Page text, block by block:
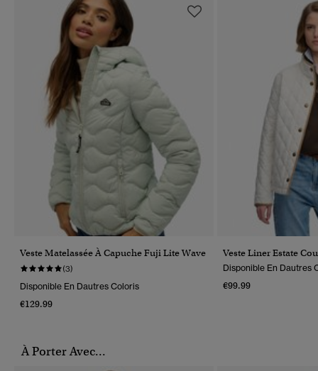
Veste Matelassée À Capuche Fuji Lite Wave
(3)
Disponible En Dautres Coloris
€129.99
Veste Liner Estate
Disponible En Dautres
€99.99
À Porter Avec...